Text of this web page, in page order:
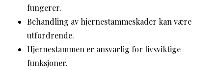
fungerer.
Behandling av hjernestammeskader kan være
utfordrende.
Hjernestammen er ansvarlig for livsviktige
funksjoner.